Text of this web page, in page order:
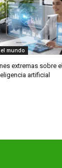
mundo
extremas sobre el
artificial